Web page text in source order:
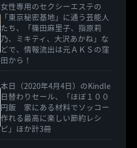
女性専用のセクシーエステの
「東京秘密基地」に通う芸能人
たち、「篠田麻里子、指原莉
乃、ミキティ、大沢あかね」な
どで、情報流出は元ＡＫＳの窪
田から！
本日（2020年4月4日）のKindle
日替わりセール、「ほぼ１００
円飯 家にある材料でソッコー
作れる最高に楽しい節約レシ
ピ」ほか計3冊